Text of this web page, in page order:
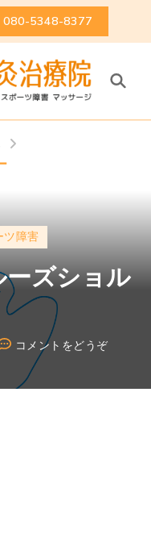
080-5348-8377
いその鍼灸治療院
ツ障害
ズショル
コメントをどうぞ(肩
抜